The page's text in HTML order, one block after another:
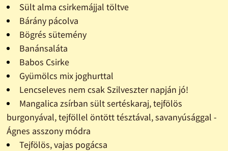
Sült alma csirkemájjal töltve
Bárány pácolva
Bögrés sütemény
Banánsaláta
Babos Csirke
Gyümölcs mix joghurttal
Lencseleves nem csak Szilveszter napján jó!
Mangalica zsírban sült sertéskaraj, tejfölös
burgonyával, tejföllel öntött tésztával, savanyúsággal -
Ágnes asszony módra
Tejfölös, vajas pogácsa